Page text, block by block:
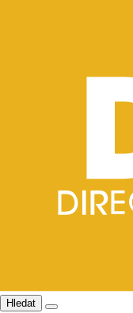
Hledat